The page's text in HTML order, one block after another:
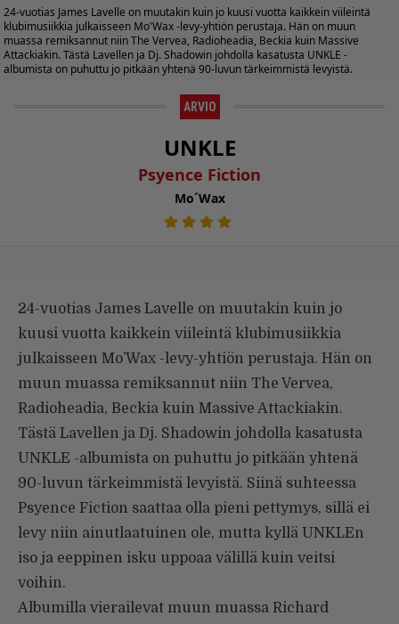
24-vuotias James Lavelle on muutakin kuin jo kuusi vuotta kaikkein viileintä
klubimusiikkia julkaisseen Mo'Wax -levy-yhtiön perustaja. Hän on muun
muassa remiksannut niin The Vervea, Radioheadia, Beckia kuin Massive
Attackiakin. Tästä Lavellen ja Dj. Shadowin johdolla kasatusta UNKLE -
albumista on puhuttu jo pitkään yhtenä 90-luvun tärkeimmistä levyistä.
ARVIO
UNKLE
Psyence Fiction
Mo´Wax
24-vuotias James Lavelle on muutakin kuin jo
kuusi vuotta kaikkein viileintä klubimusiikkia
julkaisseen Mo’Wax -levy-yhtiön perustaja. Hän on
muun muassa remiksannut niin The Vervea,
Radioheadia, Beckia kuin Massive Attackiakin.
Tästä Lavellen ja Dj. Shadowin johdolla kasatusta
UNKLE -albumista on puhuttu jo pitkään yhtenä
90-luvun tärkeimmistä levyistä. Siinä suhteessa
Psyence Fiction saattaa olla pieni pettymys, sillä ei
levy niin ainutlaatuinen ole, mutta kyllä UNKLEn
iso ja eeppinen isku uppoaa välillä kuin veitsi
voihin.
Albumilla vierailevat muun muassa Richard